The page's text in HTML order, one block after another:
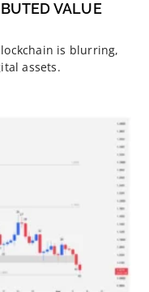
VALUE
is blurring,
assets.